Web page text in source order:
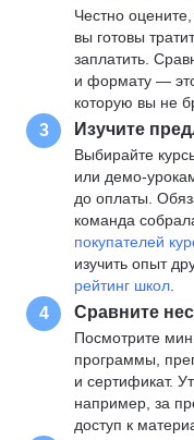
Честно
вы готовы
заплатить.
и формату —
которую вы не
3 Изучите
Выбирайте
или демо-
до оплаты.
команда
покупателей
изучить опыт
рейтинг школ
4 Сравните
Посмотрите
программы,
и сертификат.
например, за
доступ к